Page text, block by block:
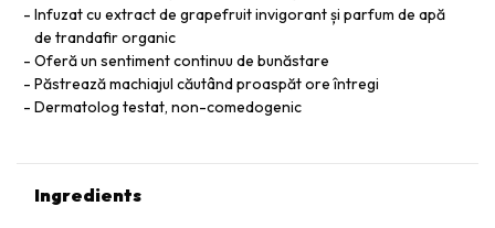
Infuzat cu extract de grapefruit invigorant și parfum de apă
de trandafir organic
Oferă un sentiment continuu de bunăstare
Păstrează machiajul căutând proaspăt ore întregi
Dermatolog testat, non-comedogenic
Ingredients